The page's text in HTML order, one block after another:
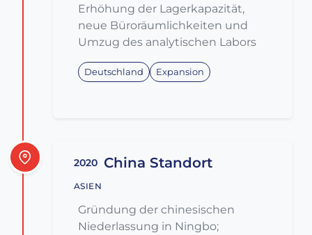
Erhöhung der Lagerkapazität,
neue Büroräumlichkeiten und
Umzug des analytischen Labors
Deutschland Expansion
2020 China Standort
ASIEN
Gründung der chinesischen
Niederlassung in Ningbo;